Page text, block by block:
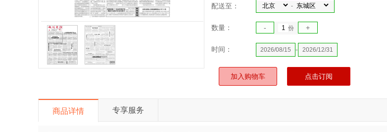
配送至： -
数量： - 份 +
时间： 2026/08/15 - 2026/12/31
加入购物车 点击订阅
商品详情 专享服务